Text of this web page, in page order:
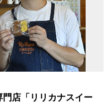
店「リリカナスイー